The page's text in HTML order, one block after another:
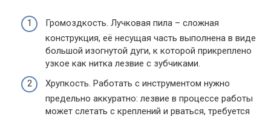
Громоздкость. Лучковая пила – сложная
конструкция, её несущая часть выполнена в виде
большой изогнутой дуги, к которой прикреплено
узкое как нитка лезвие с зубчиками.
Хрупкость. Работать с инструментом нужно
предельно аккуратно: лезвие в процессе работы
может слетать с креплений и рваться, требуется